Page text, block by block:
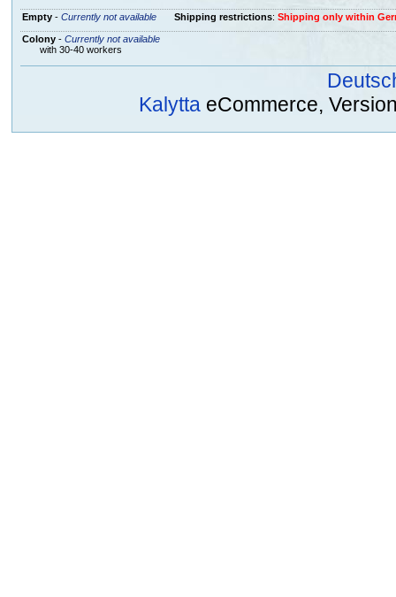
Empty- Currently not available Shipping restrictions: Shipping only within
Colony- Currently not available
with 30-40 workers
Kalytta eCommerce,